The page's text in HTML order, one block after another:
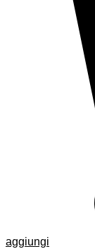
aggiungi